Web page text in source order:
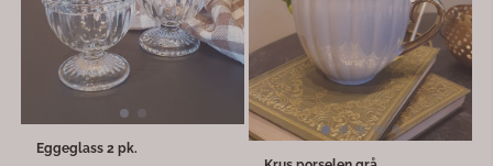
Eggeglass 2 pk.